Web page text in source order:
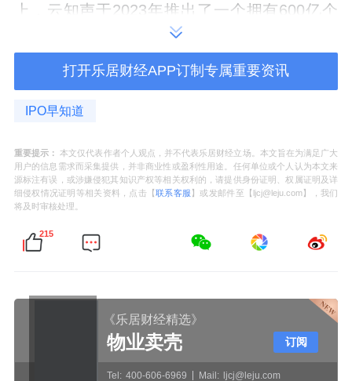
上，云知声于2023年推出了一个拥有600亿个
参数的自有大语言模型山海大模型。相较
UniCore，山海大模型具有更大的参数及数据规
模、生成能力以及强大的多语言和基本知识能
力。
于2024年6月MedBench评测中，山海大模型以
综合得分82.2的成绩位列第一；在SuperCLUE
半年度报告中，山海大模型以总分72的成绩位
居全球大模型第一梯队，理科能力国内第一，
文科能力国内第二。
在技术具有领先性的同时，云知声的商业化进
程亦较早即开始推进——譬如，2012年成为率
先将深度学习算法应用于语音识别产品的公司
之一后，云知声持续推动卷积神经网络
打开乐居财经APP订制专属重要资讯
IPO早知道
重要提示： 本文仅代表作者个人观点，并不代表乐居财经立场。本文旨在为满足广大
用户的信息需求而采集提供，并非商业性或盈利性用途。任何单位或个人认为本文来
源标注有误，或涉嫌侵犯其知识产权等相关权利的，请提供身份证明、权属证明及详
细侵权情况证明等相关资料，点击【联系客服 】或发邮件至【ljcj@leju.com】，我们
将及时审核处理。
215
《乐居财经精选》
物业卖壳
Tel: 400-606-6969 Mail: ljcj@leju.com
订阅